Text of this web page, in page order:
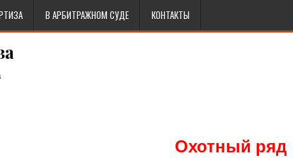
В АРБИТРАЖНОМ СУДЕ КОНТАКТЫ
Охотный ряд